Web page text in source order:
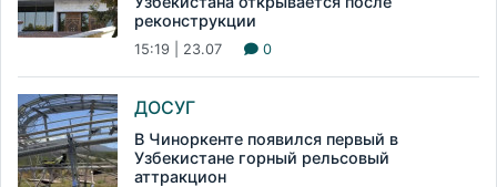
реконструкции
15:19 | 23.07 0
ДОСУГ
В Чиноркенте появился первый в
Узбекистане горный рельсовый
аттракцион